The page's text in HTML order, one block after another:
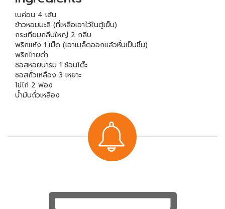
เบค่อน 4 เส้น
ข้าวหอมมะลิ (ที่เหลือเอาไว้ในตู้เย็น)
กระเทียมกลีบใหญ่ 2 กลีบ
พริกแห้ง 1 เม็ด (เอาเมล็ดออกแล้วหั่นเป็นชิ้น)
พริกไทยดำ
ซอสหอยนารม 1 ช้อนโต๊ะ
ซอสถั่วเหลือง 3 เหยาะ
ไข่ไก่ 2 ฟอง
น้ำมันถั่วเหลือง